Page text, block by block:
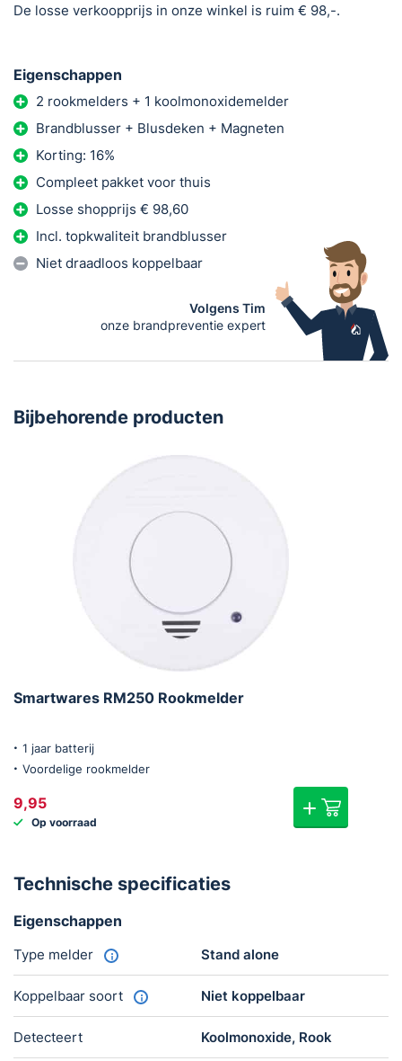
De losse verkoopprijs in onze winkel is ruim € 98,-.
Eigenschappen
2 rookmelders + 1 koolmonoxidemelder
Brandblusser + Blusdeken + Magneten
Korting: 16%
Compleet pakket voor thuis
Losse shopprijs € 98,60
Incl. topkwaliteit brandblusser
Niet draadloos koppelbaar
Volgens Tim
onze brandpreventie expert
Bijbehorende producten
Smartwares RM250 Rookmelder
1 jaar batterij
Voordelige rookmelder
9,95
Op voorraad
Technische specificaties
Eigenschappen
Type melder Stand alone
Koppelbaar soort Niet koppelbaar
Detecteert Koolmonoxide, Rook